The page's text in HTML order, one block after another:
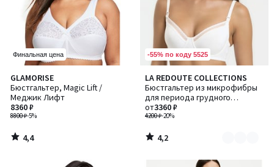
Финальная цена
GLAMORISE
Бюстгальтер, Magic Lift /
Меджик Лифт
8800 ₽-5%
8360 ₽
4,4
/ 5
4,4
/
-55% по коду 5525
LA REDOUTE COLLECTIONS
Бюстгальтер из микрофибры
для периода грудного
вскармливания
4200 ₽-20%
от3360 ₽
4,2
/ 5
Количество
цветов:
2
4,2
/